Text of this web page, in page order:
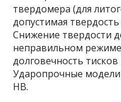
твердомера (для
допустимая
Снижение твердости
неправильном
долговечность
Ударопрочные
HB.